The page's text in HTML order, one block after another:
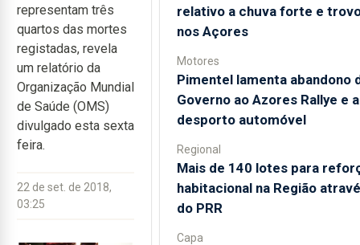
representam três
quartos das mortes
registadas, revela
um relatório da
Organização Mundial
de Saúde (OMS)
divulgado esta sexta
feira.
22 de set. de 2018,
03:25
relativo a chuva forte e
nos Açores
Motores
Pimentel lamenta abandono
Governo ao Azores Rallye e
desporto automóvel
Regional
Mais de 140 lotes para
habitacional na Região
do PRR
Capa